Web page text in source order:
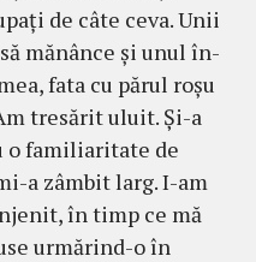
de câte ce­va. Unii
mănânce şi unul în­­
fata cu părul roşu
tresărit uluit. Şi-a
o familiaritate de
a zâmbit larg. I-am
în timp ce mă
ur­mărind-o în